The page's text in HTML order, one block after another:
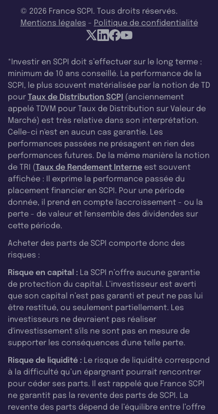
© 2026 France SCPI. Tous droits réservés.
Mentions légales - Politique de confidentialité
*Investir en SCPI doit s’effectuer sur le long terme :
minimum de 10 ans conseillé. La performance de la
SCPI, le plus souvent matérialisée par la notion de TD
pour Taux de Distribution SCPI (anciennement
appelé TDVM pour Taux de Distribution sur Valeur de
Marché) est très relative dans son interprétation.
Celle-ci n'est en aucun cas garantie. Les
performances passées ne présagent en rien des
performances futures. De la même manière la notion
de TRI (Taux de Rendement Interne est souvent
affichée : Il exprime la performance passée du
placement financier en SCPI. Pour une période
donnée, il prend en compte l'accroissement - ou la
perte - de valeur et l'ensemble des dividendes sur
cette période.
Acheter des parts de SCPI comporte donc des
risques :
Risque en capital : La SCPI n’offre aucune garantie
de protection du capital. L’investisseur est averti
que son capital n’est pas garanti et peut ne pas lui
être restitué, ou seulement partiellement. Les
investisseurs ne devraient pas réaliser
d'investissement s'ils ne sont pas en mesure de
supporter les conséquences d'une telle perte.
Risque de liquidité : Le risque de liquidité correspond
à la difficulté qu’un épargnant pourrait rencontrer
pour céder ses parts. Il est rappelé que France SCPI
ne garantit pas la revente des parts de SCPI. La
revente des parts dépend de l’équilibre entre l’offre